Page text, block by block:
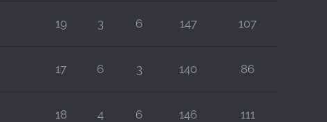
19 3 6 147 107
17 6 3 140 86
18 4 6 146 111